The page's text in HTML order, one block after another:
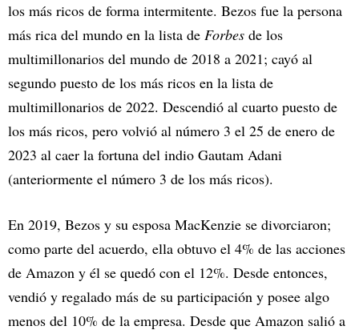
los más ricos de forma intermitente. Bezos fue la persona
más rica del mundo en la lista de Forbes de los
multimillonarios del mundo de 2018 a 2021; cayó al
segundo puesto de los más ricos en la lista de
multimillonarios de 2022. Descendió al cuarto puesto de
los más ricos, pero volvió al número 3 el 25 de enero de
2023 al caer la fortuna del indio Gautam Adani
(anteriormente el número 3 de los más ricos).
En 2019, Bezos y su esposa MacKenzie se divorciaron;
como parte del acuerdo, ella obtuvo el 4% de las acciones
de Amazon y él se quedó con el 12%. Desde entonces,
vendió y regalado más de su participación y posee algo
menos del 10% de la empresa. Desde que Amazon salió a